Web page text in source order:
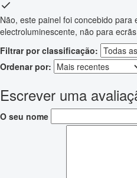
Não, este painel foi concebido para
electroluminescente, não para
Filtrar por classificação:
Ordenar por:
Escrever uma
O seu nome